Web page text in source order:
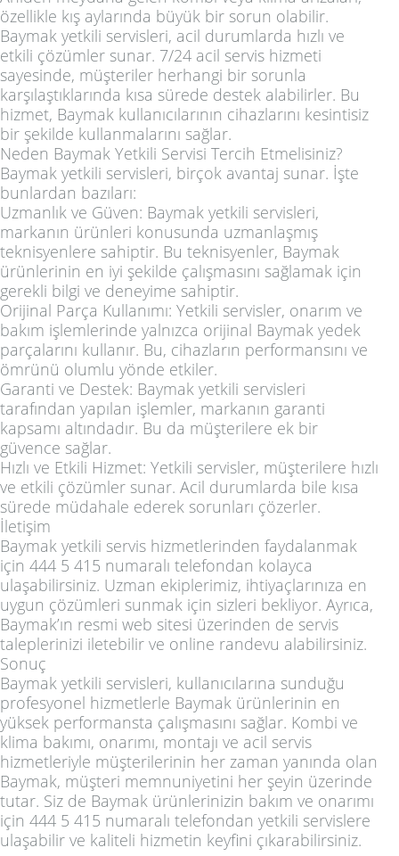
özellikle kış aylarında büyük bir sorun olabilir.
Baymak yetkili servisleri, acil durumlarda hızlı ve
etkili çözümler sunar. 7/24 acil servis hizmeti
sayesinde, müşteriler herhangi bir sorunla
karşılaştıklarında kısa sürede destek alabilirler. Bu
hizmet, Baymak kullanıcılarının cihazlarını kesintisiz
bir şekilde kullanmalarını sağlar.
Neden Baymak Yetkili Servisi Tercih Etmelisiniz?
Baymak yetkili servisleri, birçok avantaj sunar. İşte
bunlardan bazıları:
Uzmanlık ve Güven: Baymak yetkili servisleri,
markanın ürünleri konusunda uzmanlaşmış
teknisyenlere sahiptir. Bu teknisyenler, Baymak
ürünlerinin en iyi şekilde çalışmasını sağlamak için
gerekli bilgi ve deneyime sahiptir.
Orijinal Parça Kullanımı: Yetkili servisler, onarım ve
bakım işlemlerinde yalnızca orijinal Baymak yedek
parçalarını kullanır. Bu, cihazların performansını ve
ömrünü olumlu yönde etkiler.
Garanti ve Destek: Baymak yetkili servisleri
tarafından yapılan işlemler, markanın garanti
kapsamı altındadır. Bu da müşterilere ek bir
güvence sağlar.
Hızlı ve Etkili Hizmet: Yetkili servisler, müşterilere hızlı
ve etkili çözümler sunar. Acil durumlarda bile kısa
sürede müdahale ederek sorunları çözerler.
İletişim
Baymak yetkili servis hizmetlerinden faydalanmak
için 444 5 415 numaralı telefondan kolayca
ulaşabilirsiniz. Uzman ekiplerimiz, ihtiyaçlarınıza en
uygun çözümleri sunmak için sizleri bekliyor. Ayrıca,
Baymak’ın resmi web sitesi üzerinden de servis
taleplerinizi iletebilir ve online randevu alabilirsiniz.
Sonuç
Baymak yetkili servisleri, kullanıcılarına sunduğu
profesyonel hizmetlerle Baymak ürünlerinin en
yüksek performansta çalışmasını sağlar. Kombi ve
klima bakımı, onarımı, montajı ve acil servis
hizmetleriyle müşterilerinin her zaman yanında olan
Baymak, müşteri memnuniyetini her şeyin üzerinde
tutar. Siz de Baymak ürünlerinizin bakım ve onarımı
için 444 5 415 numaralı telefondan yetkili servislere
ulaşabilir ve kaliteli hizmetin keyfini çıkarabilirsiniz.